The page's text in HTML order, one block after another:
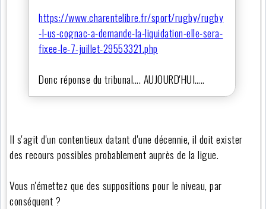
https://www.charentelibre.fr/sport/rugby/rugby
-l-us-cognac-a-demande-la-liquidation-elle-sera-
fixee-le-7-juillet-29553321.php
Donc réponse du tribunal…. AUJOURD'HUI…..
Il s'agit d'un contentieux datant d'une décennie, il doit exister
des recours possibles probablement auprès de la ligue.
Vous n'émettez que des suppositions pour le niveau, par
conséquent ?